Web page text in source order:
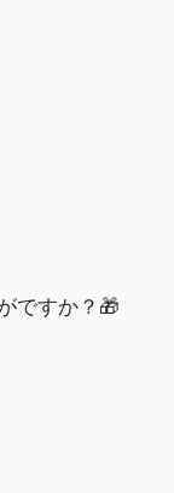
ですか？🎁